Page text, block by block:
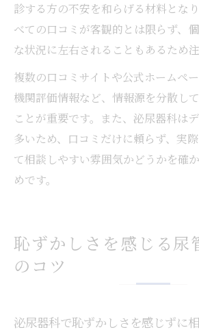
診する方の不安を和らげる材料とな
べての口コミが客観的とは限らず、
な状況に左右されることもあるため注
複数の口コミサイトや公式ホームペ
機関評価情報など、情報源を分散し
ことが重要です。また、泌尿器科は
多いため、口コミだけに頼らず、実
て相談しやすい雰囲気かどうかを確
めです。
恥ずかしさを感じる尿
のコツ
泌尿器科で恥ずかしさを感じずに